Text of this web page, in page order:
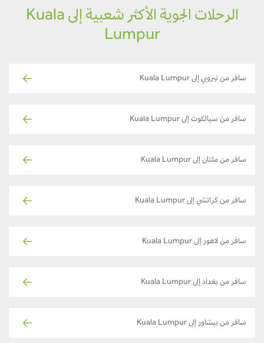
الرحلات الجوية الأكثر شعبية إلى Kuala
Lumpur
سافر من نيروبي إلى Kuala Lumpur
سافر من سيالكوت إلى Kuala Lumpur
سافر من ملتان إلى Kuala Lumpur
سافر من كراتشي إلى Kuala Lumpur
سافر من لاهور إلى Kuala Lumpur
سافر من بغداد إلى Kuala Lumpur
سافر من بيشاور إلى Kuala Lumpur